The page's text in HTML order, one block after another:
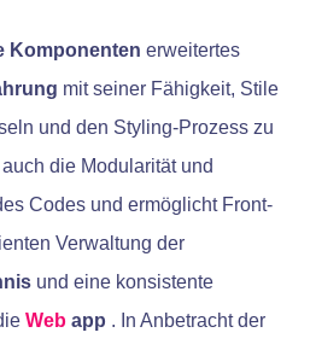
Komponenten erweitertes
mit seiner Fähigkeit, Stile
und den Styling-Prozess zu
die Modularität und
Codes und ermöglicht Front-
Verwaltung der
und eine konsistente
Web app . In Anbetracht der